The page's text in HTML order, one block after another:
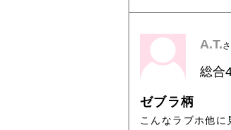
A.T.
総合
ゼブラ柄
こんなラブホ他